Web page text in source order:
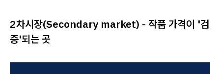
2차시장(Secondary market) - 작품 가격이 '검
증'되는 곳